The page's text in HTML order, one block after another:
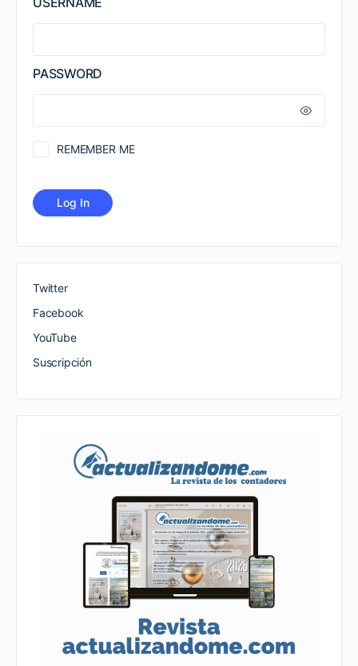
PASSWORD
REMEMBER ME
Twitter
Facebook
YouTube
Suscripción